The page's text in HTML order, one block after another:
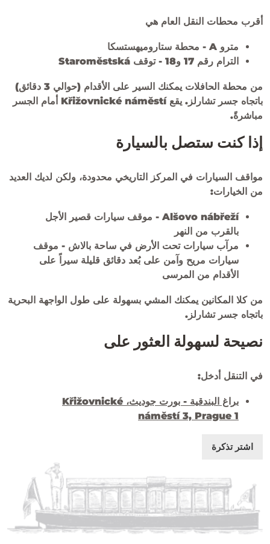
أقرب محطات النقل العام هي
مترو A - محطة ستاروميهستسكا
الترام رقم 17 و18 - توقف Staroměstská
من محطة الحافلات يمكنك السير على الأقدام (حوالي 3 دقائق)
باتجاه جسر تشارلز. يقع Křižovnické náměstí أمام الجسر
مباشرةً.
إذا كنت ستصل بالسيارة
مواقف السيارات في المركز التاريخي محدودة، ولكن لديك العديد
من الخيارات:
Alšovo nábřeží - موقف سيارات قصير الأجل
بالقرب من النهر
مرآب سيارات تحت الأرض في ساحة بالاش - موقف
سيارات مريح وآمن على بُعد دقائق قليلة سيراً على
الأقدام من المرسى
من كلا المكانين يمكنك المشي بسهولة على طول الواجهة البحرية
باتجاه جسر تشارلز.
نصيحة لسهولة العثور على
في التنقل أدخل:
براغ البندقية - بورت جوديث، Křižovnické
náměstí 3, Prague 1
اشتر تذكرة